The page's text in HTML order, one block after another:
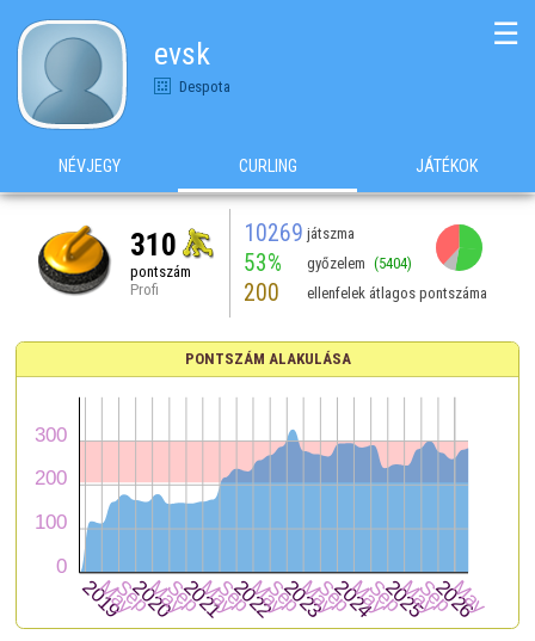
evsk
Despota
☰
NÉVJEGY CURLING JÁTÉKOK
310
pontszám
Profi
10269 játszma
53% győzelem (5404)
200 ellenfelek átlagos pontszáma
PONTSZÁM ALAKULÁSA